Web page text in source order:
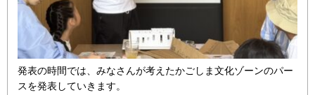
発表の時間では、みなさんが考えたかごしま文化ゾーンのパー
スを発表していきます。